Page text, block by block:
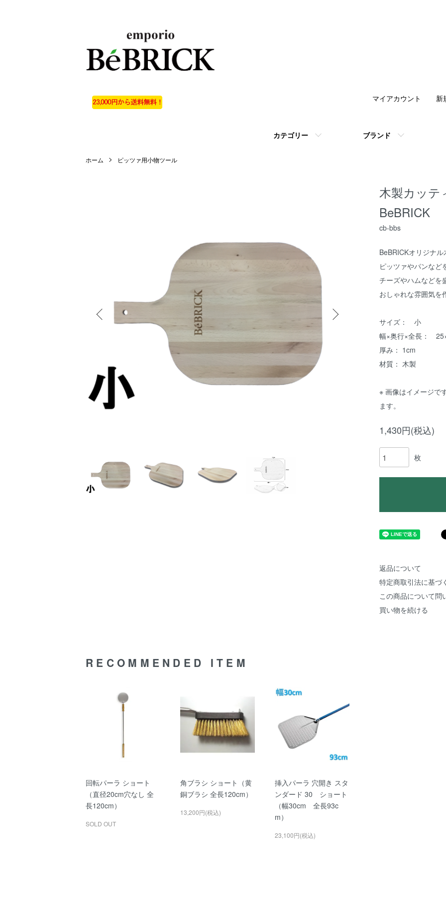
カテゴリー ブランド
マイアカウント 新
ホーム ピッツァ用小物ツール
木製カッテ
BeBRICK
cb-bbs
BeBRICKオリジナル
ピッツァやパンなど
チーズやハムなどを
おしゃれな雰囲気を
サイズ： 小
幅×奥行×全長：
厚み： 1cm
材質： 木製
※ 画像はイメージで
ます。
1,430円(税込)
枚
返品について
特定商取引法に基づ
この商品について問
買い物を続ける
RECOMMENDED ITEM
回転パーラ ショート
（直径20cm穴なし 全
長120cm）
SOLD OUT
角ブラシ ショート（黄
銅ブラシ 全長120cm）
13,200円(税込)
挿入パーラ 穴開き スタ
ンダード 30 ショート
（幅30cm 全長93c
m）
23,100円(税込)